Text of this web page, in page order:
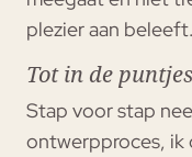
plezier aan beleeft.
Tot in de
Stap voor stap
ontwerpproces, ik